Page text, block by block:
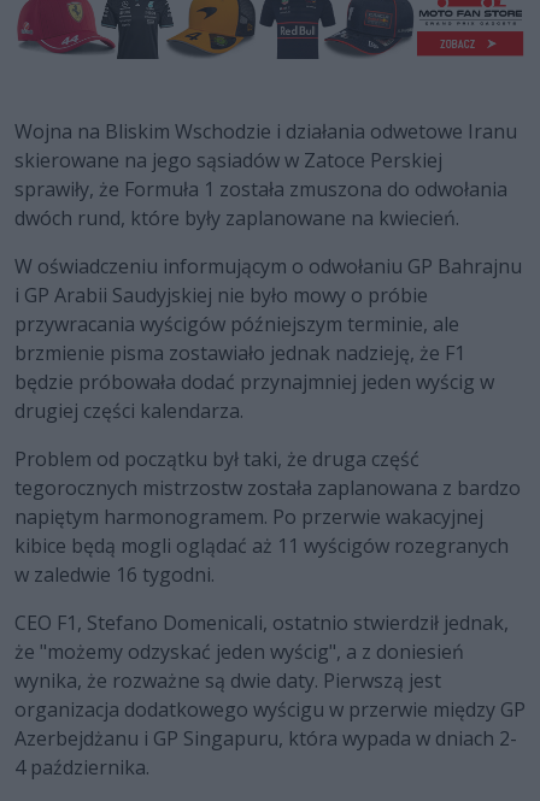
Wojna na Bliskim Wschodzie i działania odwetowe Iranu
skierowane na jego sąsiadów w Zatoce Perskiej
sprawiły, że Formuła 1 została zmuszona do odwołania
dwóch rund, które były zaplanowane na kwiecień.
W oświadczeniu informującym o odwołaniu GP Bahrajnu
i GP Arabii Saudyjskiej nie było mowy o próbie
przywracania wyścigów późniejszym terminie, ale
brzmienie pisma zostawiało jednak nadzieję, że F1
będzie próbowała dodać przynajmniej jeden wyścig w
drugiej części kalendarza.
Problem od początku był taki, że druga część
tegorocznych mistrzostw została zaplanowana z bardzo
napiętym harmonogramem. Po przerwie wakacyjnej
kibice będą mogli oglądać aż 11 wyścigów rozegranych
w zaledwie 16 tygodni.
CEO F1, Stefano Domenicali, ostatnio stwierdził jednak,
że "możemy odzyskać jeden wyścig", a z doniesień
wynika, że rozważne są dwie daty. Pierwszą jest
organizacja dodatkowego wyścigu w przerwie między GP
Azerbejdżanu i GP Singapuru, która wypada w dniach 2-
4 października.